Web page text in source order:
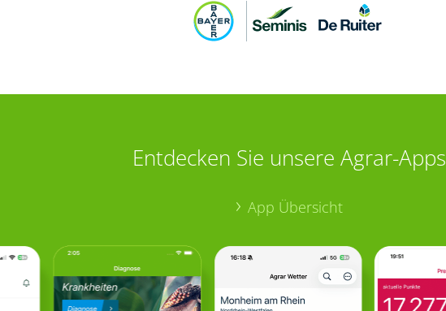
Entdecken Sie unsere Agrar-Apps
App Übersicht